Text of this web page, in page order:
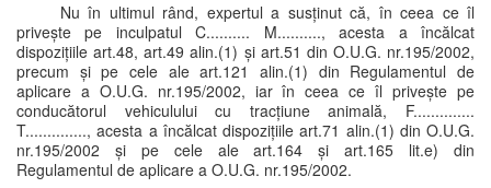
Nu în ultimul rând, expertul a susținut că, în ceea ce îl
privește pe inculpatul C.......... M.........., acesta a încălcat
dispozițiile art.48, art.49 alin.(1) și art.51 din O.U.G. nr.195/2002,
precum și pe cele ale art.121 alin.(1) din Regulamentul de
aplicare a O.U.G. nr.195/2002, iar în ceea ce îl privește pe
conducătorul vehiculului cu tracțiune animală, F..............
T.............., acesta a încălcat dispozițiile art.71 alin.(1) din O.U.G.
nr.195/2002 și pe cele ale art.164 și art.165 lit.e) din
Regulamentul de aplicare a O.U.G. nr.195/2002.